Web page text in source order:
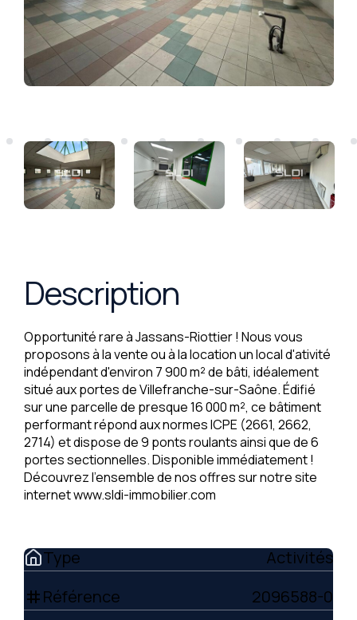
Description
Opportunité rare à Jassans-Riottier ! Nous vous
proposons à la vente ou à la location un local d'ativité
indépendant d'environ 7 900 m² de bâti, idéalement
situé aux portes de Villefranche-sur-Saône. Édifié
sur une parcelle de presque 16 000 m², ce bâtiment
performant répond aux normes ICPE (2661, 2662,
2714) et dispose de 9 ponts roulants ainsi que de 6
portes sectionnelles. Disponible immédiatement !
Découvrez l'ensemble de nos offres sur notre site
internet www.sldi-immobilier.com
Type Activités
tag Référence 2096588-0